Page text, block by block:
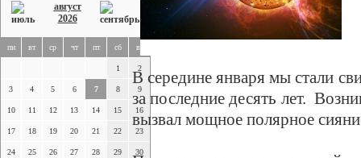
август
2026
пн вт ср чт пт сб вс
1 2
3 4 5 6 7 8 9
10 11 12 13 14 15 16
17 18 19 20 21 22 23
24 25 26 27 28 29 30
В середине января мы стали
за последние десять лет.
вызвал мощное полярное